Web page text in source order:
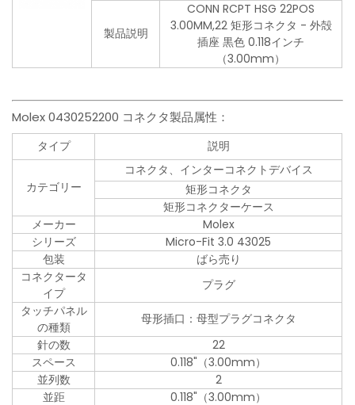
製品説明
CONN RCPT HSG 22POS
3.00MM,22 矩形コネクタ - 外殻
插座 黒色 0.118インチ
（3.00mm）
Molex 0430252200 コネクタ製品属性：
タイプ 説明
カテゴリー
コネクタ、インターコネクトデバイス
矩形コネクタ
矩形コネクターケース
メーカー
Molex
シリーズ
Micro-Fit 3.0 43025
包装
ばら売り
コネクタータ
イプ
プラグ
タッチパネル
の種類
母形插口：母型プラグコネクタ
針の数
22
スペース
0.118"（3.00mm）
並列数
2
並距
0.118"（3.00mm）